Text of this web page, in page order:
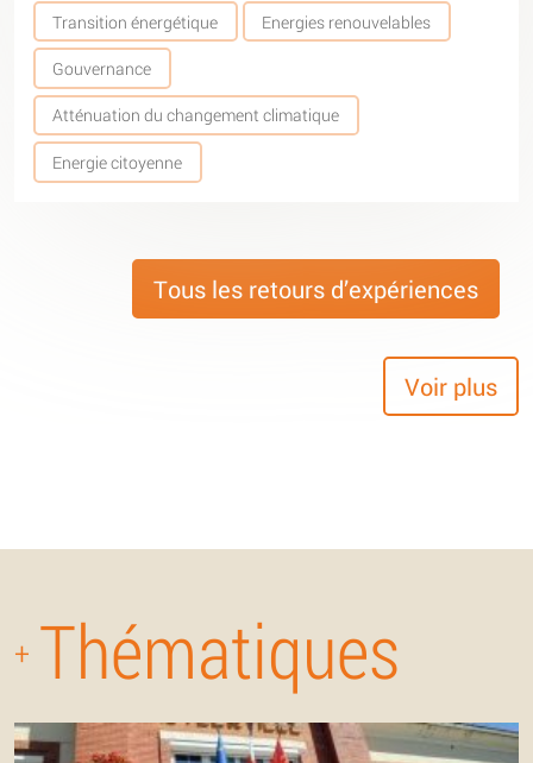
Transition énergétique Energies renouvelables
Gouvernance
Atténuation du changement climatique
Energie citoyenne
Tous les retours d’expériences
Voir plus
+ Thématiques